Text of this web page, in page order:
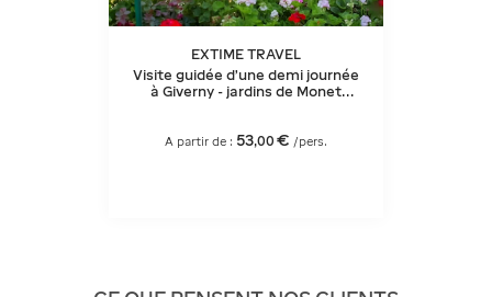
EXTIME TRAVEL
Visite guidée d’une demi journée
à Giverny - jardins de Monet
A partir de : 53,00 € /pers.